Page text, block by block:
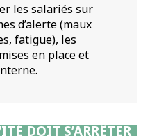
les salariés sur
d’alerte (maux
fatigue), les
en place et
DOIT S’ARRÊTER